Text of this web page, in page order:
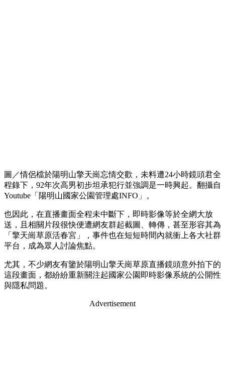
圖／情侶檔於陽明山擎天崗忘情交歡，未料遭24小時鏡頭君全
程錄下，92年次高男初步坦承犯行並強調是一時興起。翻攝自
Youtube「陽明山國家公園管理處INFO」。
也因此，在直播畫面全程未中斷下，即時影像等於全網大放
送，且相關片段很快便遭網友群起截圖、轉傳，甚至形容其為
「擎天崗草原活春宮」，事件也在短短時間內就衝上各大社群
平台，成為眾人討論焦點。
尤其，不少網友有鑒於陽明山擎天崗草原直播鏡頭意外拍下的
這段畫面，都紛紛重新關注起國家公園即時影像系統的公開性
與隱私問題。
Advertisement